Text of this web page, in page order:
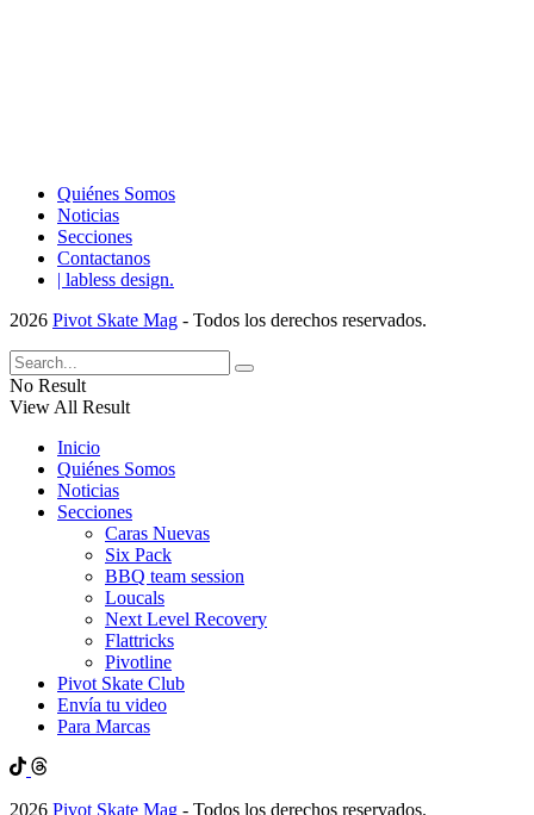
Quiénes Somos
Noticias
Secciones
Contactanos
| labless design.
2026 Pivot Skate Mag - Todos los derechos reservados.
No Result
View All Result
Inicio
Quiénes Somos
Noticias
Secciones
Caras Nuevas
Six Pack
BBQ team session
Loucals
Next Level Recovery
Flattricks
Pivotline
Pivot Skate Club
Envía tu video
Para Marcas
2026 Pivot Skate Mag - Todos los derechos reservados.